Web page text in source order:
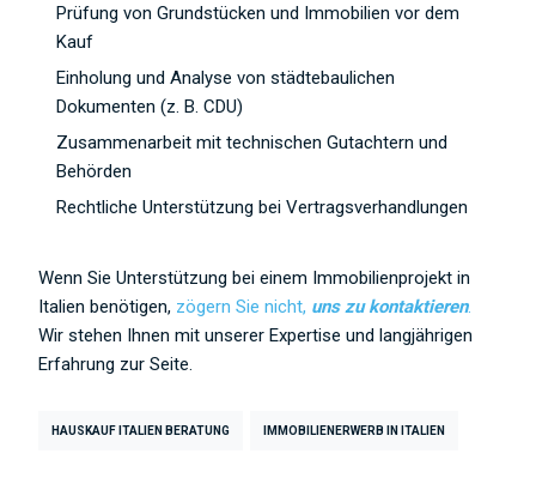
Prüfung von Grundstücken und Immobilien vor dem
Kauf
Einholung und Analyse von städtebaulichen
Dokumenten (z. B. CDU)
Zusammenarbeit mit technischen Gutachtern und
Behörden
Rechtliche Unterstützung bei Vertragsverhandlungen
Wenn Sie Unterstützung bei einem Immobilienprojekt in
Italien benötigen, zögern Sie nicht, uns zu kontaktieren.
Wir stehen Ihnen mit unserer Expertise und langjährigen
Erfahrung zur Seite.
HAUSKAUF ITALIEN BERATUNG IMMOBILIENERWERB IN ITALIEN